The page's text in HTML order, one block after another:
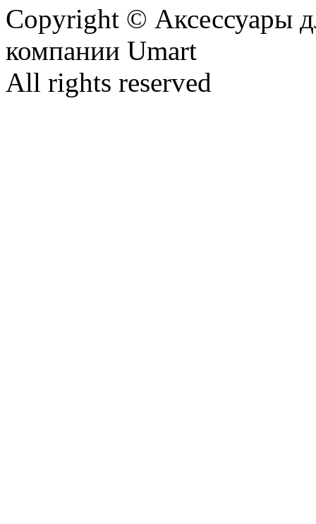
Copyright © Аксессуары
компании Umart
All rights reserved